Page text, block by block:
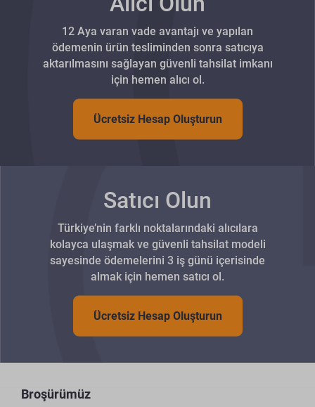
12 Aya varan vade avantajı ve yapılan
ödemenin ürün tesliminden sonra satıcıya
aktarılmasını sağlayan güvenli tahsilat imkanı
için hemen alıcı ol.
Ücretsiz Hesap Oluşturun
Satıcı Olun
Türkiye’nin farklı noktalarındaki alıcılara
kolayca ulaşmak ve güvenli tahsilat modeli
sayesinde ödemelerini 3 iş günü içerisinde
almak için hemen satıcı ol.
Ücretsiz Hesap Oluşturun
Broşürümüz